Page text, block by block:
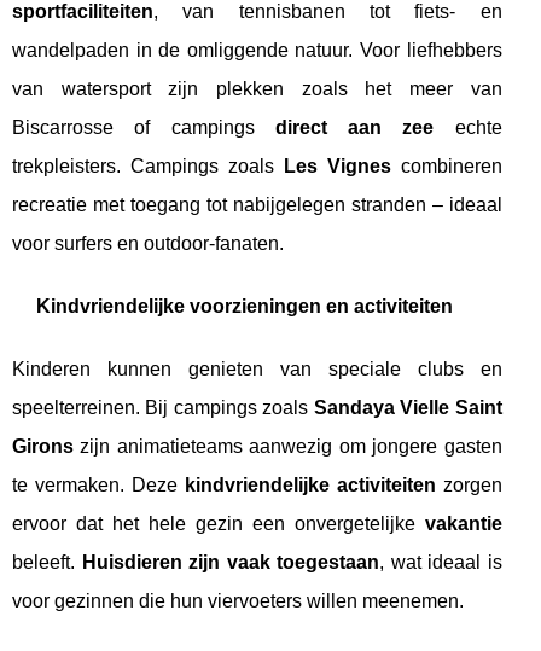
sportfaciliteiten, van tennisbanen tot fiets- en
wandelpaden in de omliggende natuur. Voor liefhebbers
van watersport zijn plekken zoals het meer van
Biscarrosse of campings direct aan zee echte
trekpleisters. Campings zoals
Les Vignescombineren
recreatie met toegang tot nabijgelegen stranden – ideaal
voor surfers en outdoor-fanaten.
Kindvriendelijke voorzieningen en activiteiten
Kinderen kunnen genieten van speciale clubs en
speelterreinen. Bij campings zoals Sandaya Vielle Saint
Girons zijn animatieteams aanwezig om jongere gasten
te vermaken. Deze kindvriendelijke activiteiten zorgen
ervoor dat het hele gezin een onvergetelijke vakantie
beleeft. Huisdieren zijn vaak toegestaan, wat ideaal is
voor gezinnen die hun viervoeters willen meenemen.